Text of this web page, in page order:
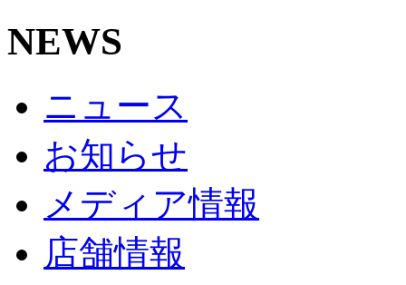
NEWS
ニュース
お知らせ
メディア情報
店舗情報